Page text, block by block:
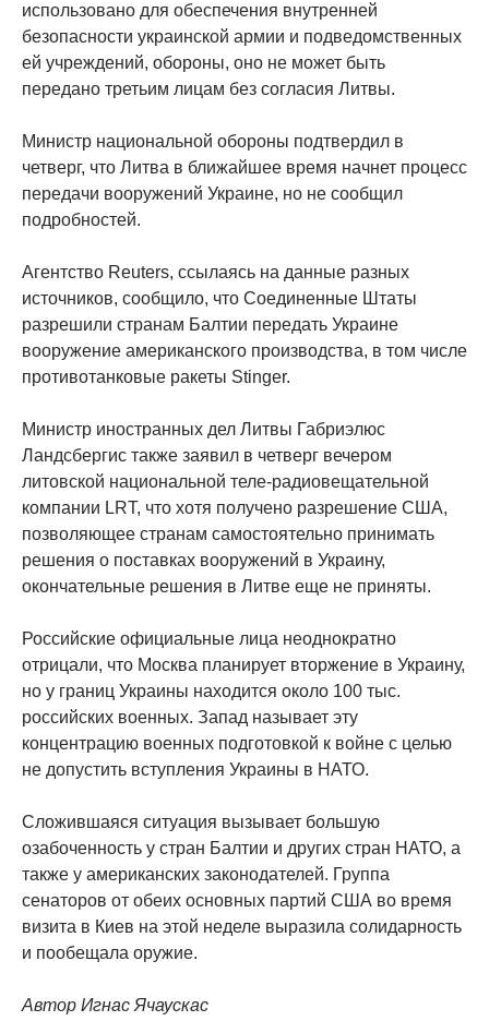
использовано для обеспечения внутренней
безопасности украинской армии и подведомственных
ей учреждений, обороны, оно не может быть
передано третьим лицам без согласия Литвы.
Министр национальной обороны подтвердил в
четверг, что Литва в ближайшее время начнет процесс
передачи вооружений Украине, но не сообщил
подробностей.
Агентство Reuters, ссылаясь на данные разных
источников, сообщило, что Соединенные Штаты
разрешили странам Балтии передать Украине
вооружение американского производства, в том числе
противотанковые ракеты Stinger.
Министр иностранных дел Литвы Габриэлюс
Ландсбергис также заявил в четверг вечером
литовской национальной теле-радиовещательной
компании LRT, что хотя получено разрешение США,
позволяющее странам самостоятельно принимать
решения о поставках вооружений в Украину,
окончательные решения в Литве еще не приняты.
Российские официальные лица неоднократно
отрицали, что Москва планирует вторжение в Украину,
но у границ Украины находится около 100 тыс.
российских военных. Запад называет эту
концентрацию военных подготовкой к войне с целью
не допустить вступления Украины в НАТО.
Сложившаяся ситуация вызывает большую
озабоченность у стран Балтии и других стран НАТО, а
также у американских законодателей. Группа
сенаторов от обеих основных партий США во время
визита в Киев на этой неделе выразила солидарность
и пообещала оружие.
Автор Игнас Ячаускас